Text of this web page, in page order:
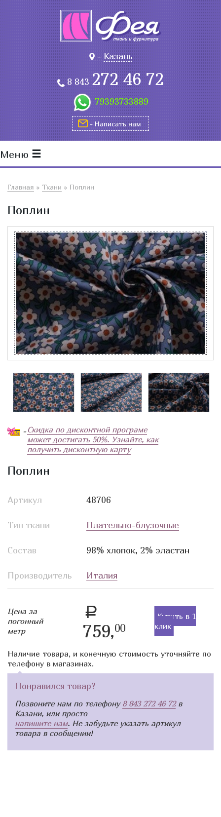
-Казань
8 843272 46 72
79393733889
- Написать нам
Меню
Главная » Ткани » Поплин
Поплин
- Скидка по дисконтной програме
может достигать 50%. Узнайте, как
получить дисконтную карту
Поплин
Артикул 48706
Тип ткани Плательно-блузочные
Состав 98% хлопок, 2% эластан
Производитель Италия
Цена за
погонный
метр
a
759,00
Купить в 1
клик
Наличие товара, и конечную стоимость уточняйте по
телефону в магазинах.
Понравился товар?
Позвоните нам по телефону 8 843 272 46 72в
Казани, или просто
напишите нам. Не забудьте указать артикул
товара в сообщении!